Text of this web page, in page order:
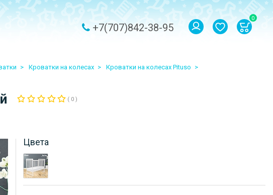
+7(707)842-38-95
0
Кроватки на колесах
Кроватки на колесах Pituso
( 0 )
Цвета